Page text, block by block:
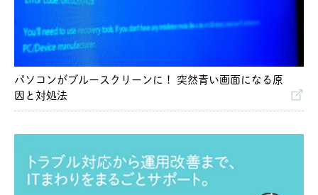
パソコンがブルースクリーンに！ 突然青い画面になる原
因と対処法